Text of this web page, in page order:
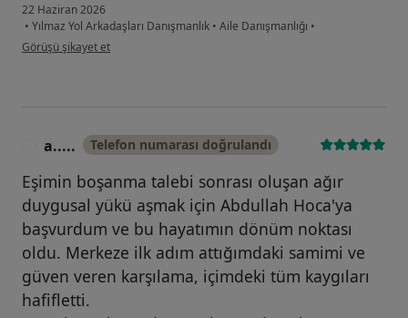
22 Haziran 2026
• Yılmaz Yol Arkadaşları Danışmanlık • Aile Danışmanlığı •
kullanıcının görüşüne göre m.....
Görüşü şikayet et
a..... Telefon numarası doğrulandı
Eşimin boşanma talebi sonrası oluşan ağır
duygusal yükü aşmak için Abdullah Hoca'ya
başvurdum ve bu hayatımın dönüm noktası
oldu. Merkeze ilk adım attığımdaki samimi ve
güven veren karşılama, içimdeki tüm kaygıları
hafifletti.